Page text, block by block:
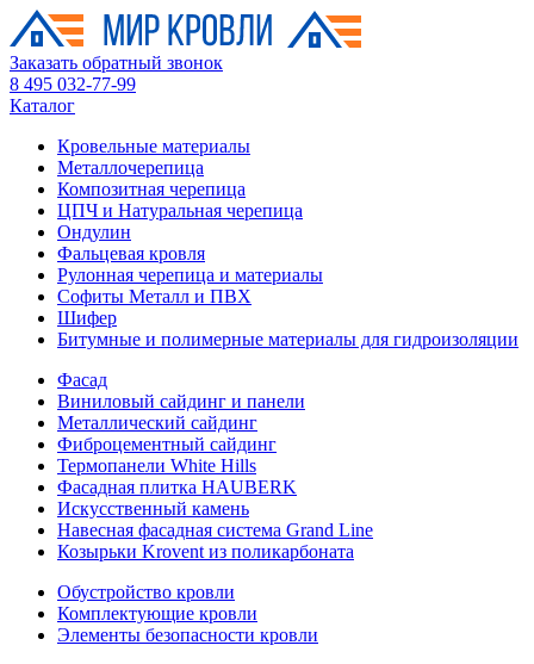
Заказать обратный звонок
8 495 032-77-99
Каталог
Кровельные материалы
Металлочерепица
Композитная черепица
ЦПЧ и Натуральная черепица
Ондулин
Фальцевая кровля
Рулонная черепица и материалы
Софиты Металл и ПВХ
Шифер
Битумные и полимерные материалы для гидроизоляции
Фасад
Виниловый сайдинг и панели
Металлический сайдинг
Фиброцементный сайдинг
Термопанели White Hills
Фасадная плитка HAUBERK
Искусственный камень
Навесная фасадная система Grand Line
Козырьки Krovent из поликарбоната
Обустройство кровли
Комплектующие кровли
Элементы безопасности кровли